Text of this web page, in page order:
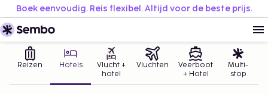
Boek eenvoudig. Reis flexibel. Altijd voor de beste prijs.
Reizen Hotels
Vlucht +
hotel
Vluchten
Veerboot
+ Hotel
Multi-
stop